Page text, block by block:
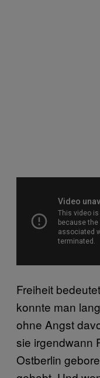
Freiheit
konnte man
ohne Angst
sie irgendwann
Ostberlin